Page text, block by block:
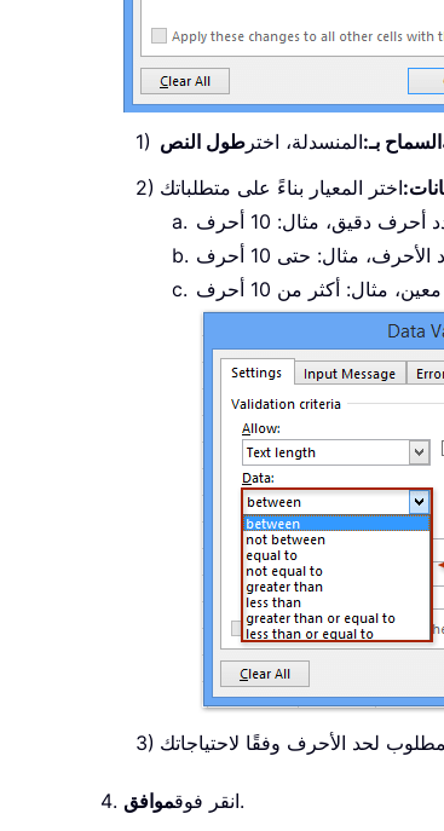
السماح بـ:المنسدلة، اختر طول النص
انقر فوقموافق .